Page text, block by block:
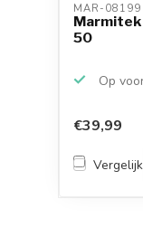
MAR-08199
Marmitek
50
Op
€39,99
Vergelijk